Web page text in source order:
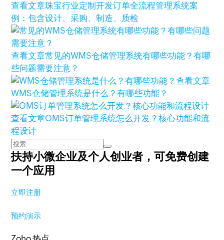
查看文章珠宝行业定制开发订单全流程管理系统案
例：包含设计、采购、制造、质检
查看文章常见的WMS仓储管理系统有哪些功能？有哪
些问题需要注意？
查看文章
WMS仓储管理系统是什么？有哪些功能？
查看文章OMS订单管理系统怎么开发？核心功能和流
程设计
扶持小微企业及个人创业者，可免费创建
一个应用
立即注册
预约演示